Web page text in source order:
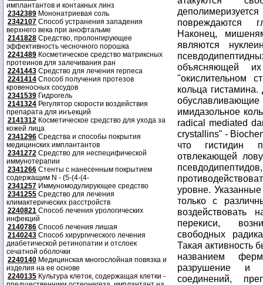
имплантантов и контакных линз
2342389 Мононатриевая соль
2342107 Способ устранения западения
верхнего века при анофтальме
2141828 Средство, пролонгирующее
эффективность чесночного порошка
2241489 Косметическое средство матриксных
протеинов для залечивания ран
2241443 Средство для лечения герпеса
2241414 Способ получения протезов
кровеносных сосудов
2341539 Гидрогель
2141324 Регулятор скорости воздействия
препарата для инъекций
2141312 Косметическое средство для ухода за
кожей лица
2341296 Средства и способы покрытия
медицинских имплантантов
2341272 Средство для неспецифической
иммунотерапии
2341266 Стенты с нанесенным покрытием
содержащим N - (5-(4-(4-
2341257 Иммуномодулирующее средство
2341255 Средство для лечения
климактерических расстройств
2240821 Способ лечения урологических
инфекций
2140786 Способ лечения лишая
2140243 Способ хирургического лечения
диабетической ретинопатии и отслоек
сечатной оболочки
2240140 Медицинская многослойная повязка и
изделия на ее основе
2240135 Культура клеток, содержащая клетки -
повреждаются
Наконец,
являются
объясняющей
"окислительном
кольца
обуславливающие
имидазольное
radical mediated
crystallins" -
что гистидин
отвлекающей
уровне.
только с
воздействовать
перекиси,
свободных
Такая активность
названием
разрушение и
соединений,